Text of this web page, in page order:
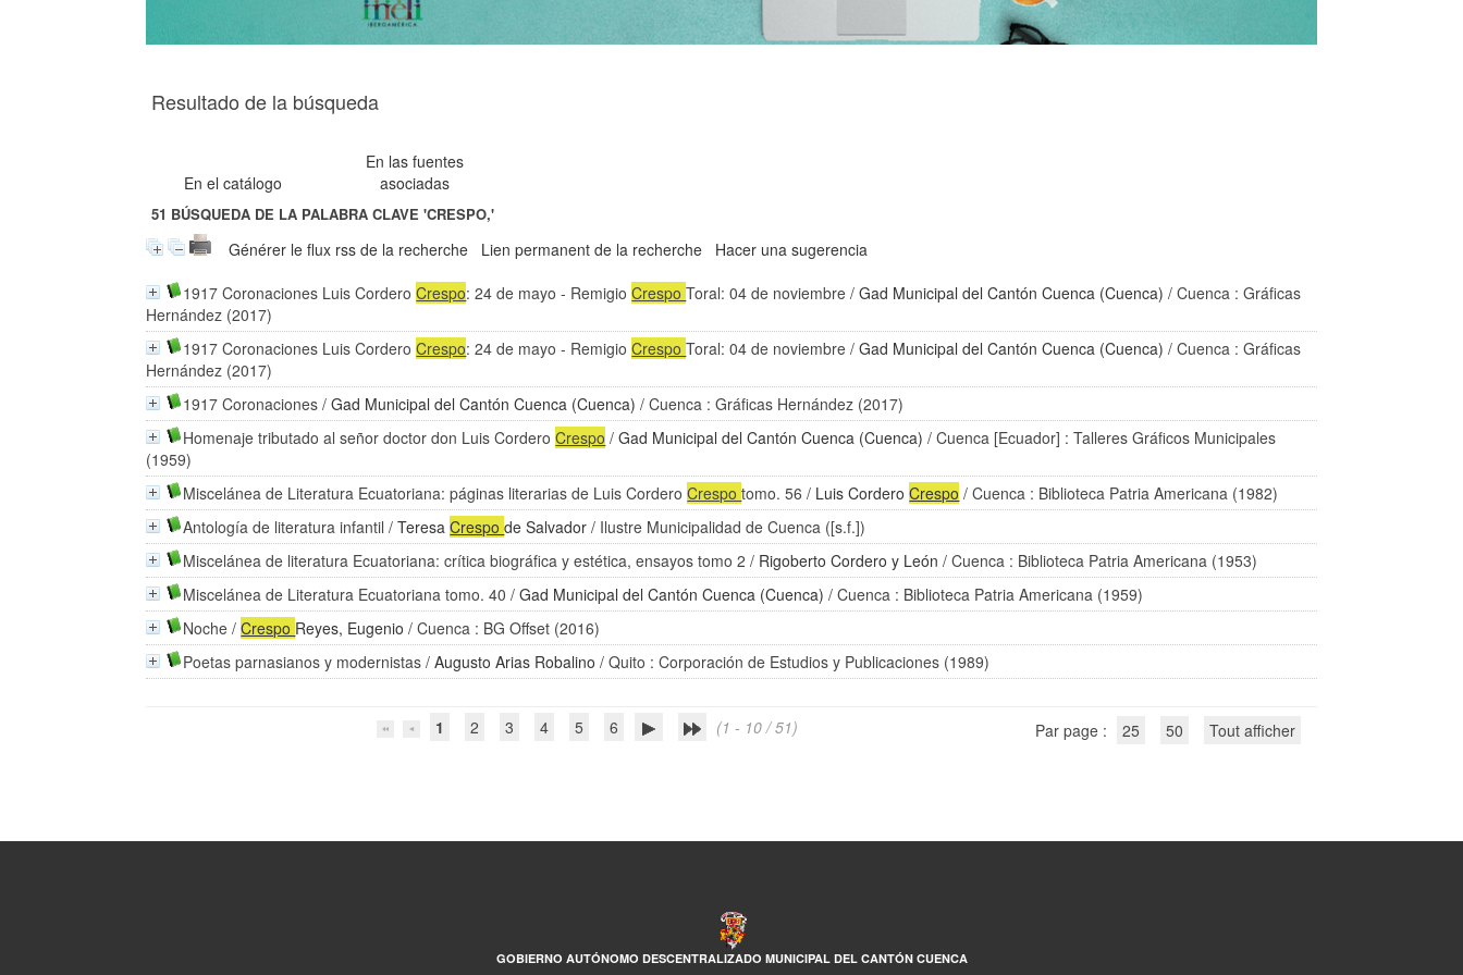
Resultado de la búsqueda
En el catálogo
En las fuentes
asociadas
51 BÚSQUEDA DE LA PALABRA CLAVE'CRESPO,'
Générer le flux rss de la recherche Lien permanent de la recherche
Hacer una sugerencia
1917 Coronaciones Luis CorderoCrespo: 24 de mayo - RemigioCrespoToral: 04 de noviembre /Gad Municipal del Cantón Cuenca (Cuenca) / Cuenca : Gráficas
Hernández (2017)
1917 Coronaciones Luis CorderoCrespo: 24 de mayo - RemigioCrespoToral: 04 de noviembre /Gad Municipal del Cantón Cuenca (Cuenca) / Cuenca : Gráficas
Hernández (2017)
1917 Coronaciones /Gad Municipal del Cantón Cuenca (Cuenca) / Cuenca : Gráficas Hernández (2017)
Homenaje tributado al señor doctor don Luis CorderoCrespo /Gad Municipal del Cantón Cuenca (Cuenca) / Cuenca [Ecuador] : Talleres Gráficos Municipales
(1959)
Miscelánea de Literatura Ecuatoriana: páginas literarias de Luis CorderoCrespotomo. 56 / Luis CorderoCrespo / Cuenca : Biblioteca Patria Americana (1982)
Antología de literatura infantil /TeresaCrespode Salvador / Ilustre Municipalidad de Cuenca ([s.f.])
Miscelánea de literatura Ecuatoriana: crítica biográfica y estética, ensayos tomo 2 / Rigoberto Cordero y León / Cuenca : Biblioteca Patria Americana (1953)
Miscelánea de Literatura Ecuatoriana tomo. 40 /Gad Municipal del Cantón Cuenca (Cuenca) / Cuenca : Biblioteca Patria Americana (1959)
Noche /Crespo Reyes, Eugenio / Cuenca : BG Offset (2016)
Poetas parnasianos y modernistas /Augusto Arias Robalino / Quito : Corporación de Estudios y Publicaciones (1989)
1 2 3 4 5 6 (1 - 10 / 51) Par page : 25 50 Tout afficher
GOBIERNO AUTÓNOMO DESCENTRALIZADO MUNICIPAL DEL CANTÓN CUENCA